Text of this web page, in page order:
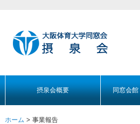
摂泉会概要 同窓会館
ホーム > 事業報告